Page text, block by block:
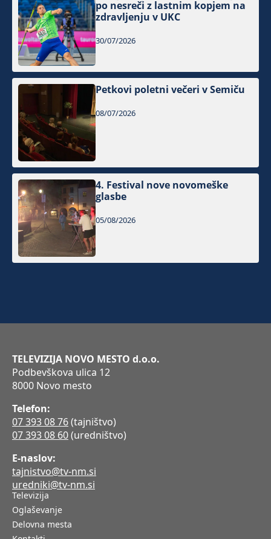
po nesreči z lastnim kopjem na
zdravljenju v UKC
30/07/2026
Petkovi poletni večeri v Semiču
08/07/2026
4. Festival nove novomeške
glasbe
05/08/2026
TELEVIZIJA NOVO MESTO d.o.o.
Podbevškova ulica 12
8000 Novo mesto
Telefon:
07 393 08 76(tajništvo)
07 393 08 60(uredništvo)
E-naslov:
tajnistvo@tv-nm.si
uredniki@tv-nm.si
Televizija
Oglaševanje
Delovna mesta